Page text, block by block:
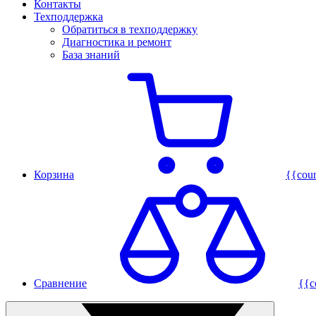
Контакты
Техподдержка
Обратиться в техподдержку
Диагностика и ремонт
База знаний
Корзина
Сравнение